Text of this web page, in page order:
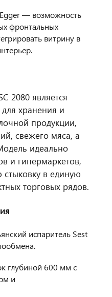
— возможность
фронтальных
витрину в
2080 является
хранения и
продукции,
свежего мяса, а
идеально
и гипермаркетов,
в единую
торговых рядов.
испаритель Sest
глубиной 600 мм с
и